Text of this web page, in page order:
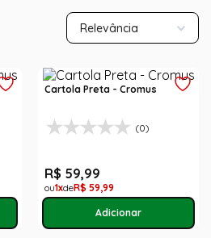
Relevância
Cartola Preta - Cromus
(0)
R$ 59,99
1 R$ 59,99